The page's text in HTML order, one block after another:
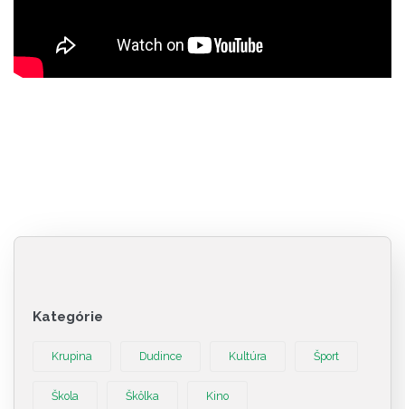
Kategórie
Krupina Dudince Kultúra Šport
Škola Škôlka Kino